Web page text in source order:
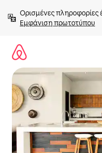
στο
περιεχόμενοΕμφάνιση πρωτοτύπου